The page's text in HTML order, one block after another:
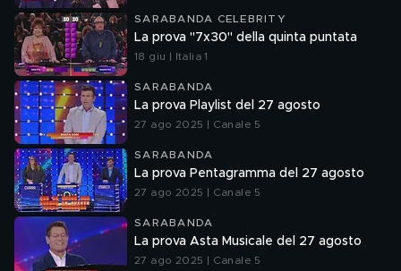
SARABANDA CELEBRITY
La prova "7x30" della quinta puntata
18 giu | Italia 1
SARABANDA
La prova Playlist del 27 agosto
27 ago 2025 | Canale 5
SARABANDA
La prova Pentagramma del 27 agosto
27 ago 2025 | Canale 5
SARABANDA
La prova Asta Musicale del 27 agosto
27 ago 2025 | Canale 5